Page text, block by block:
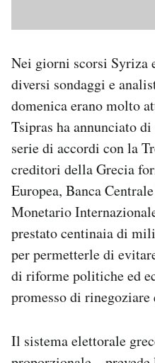
Nei giorni scorsi Syriza
diversi sondaggi e
domenica erano molto
Tsipras ha annunciato
serie di accordi con la
creditori della Grecia
Europea, Banca
Monetario
prestato centinaia di
per permetterle di
di riforme politiche ed
promesso di
Il sistema elettorale